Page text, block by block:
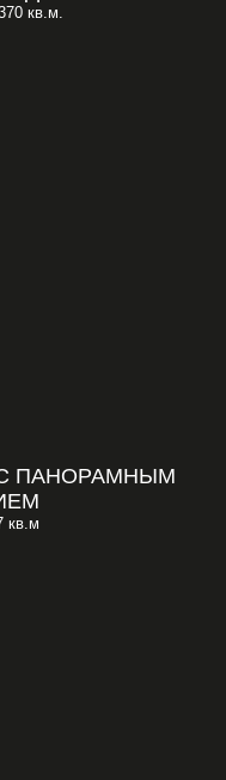
кв.м.
ПАНОРАМНЫМ
кв.м